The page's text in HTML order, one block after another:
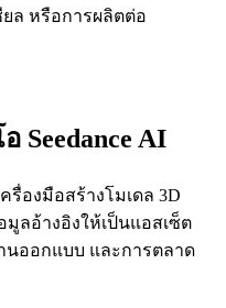
ล หรือการผลิตต่อ
Seedance AI
ครื่องมือสร้างโมเดล 3D
ลอ้างอิงให้เป็นแอสเซ็ต
นออกแบบ และการตลาด